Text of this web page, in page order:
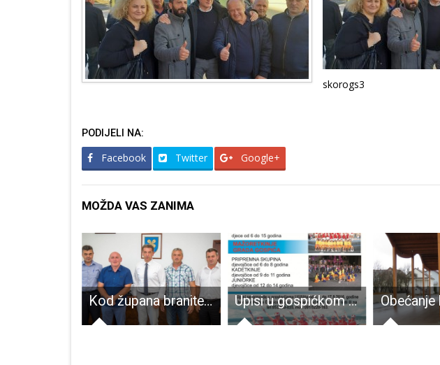
skorogs3
PODIJELI NA:
Facebook Twitter Google+
MOŽDA VAS ZANIMA
Kod župana branitelji, sindikalisti i nogometaši Upisi u gospićkom Pučkom